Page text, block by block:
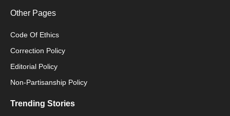
Other Pages
Code Of Ethics
Correction Policy
Editorial Policy
Non-Partisanship Policy
Trending Stories